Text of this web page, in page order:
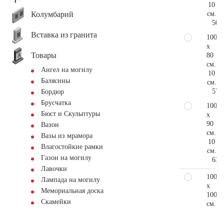
Колумбарий
Вставка из гранита
Товары
Ангел на могилу
Балясины
Бордюр
Брусчатка
Бюст и Скульптуры
Вазон
Вазы из мрамора
Влагостойкие рамки
Газон на могилу
Лавочки
Лампада на могилу
Мемориальная доска
Скамейки
10
см.
100
x
80
см.
10
см.
100
x
90
см.
10
см.
100
x
100
см.